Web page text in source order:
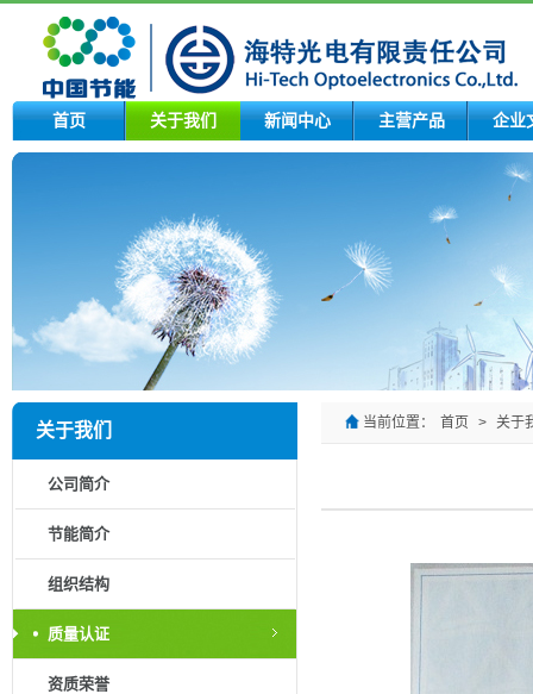
首页 关于我们 新闻中心 主营产品 企业
关于我们
公司简介
节能简介
组织结构
质量认证
资质荣誉
当前位置： 首页 > 关于